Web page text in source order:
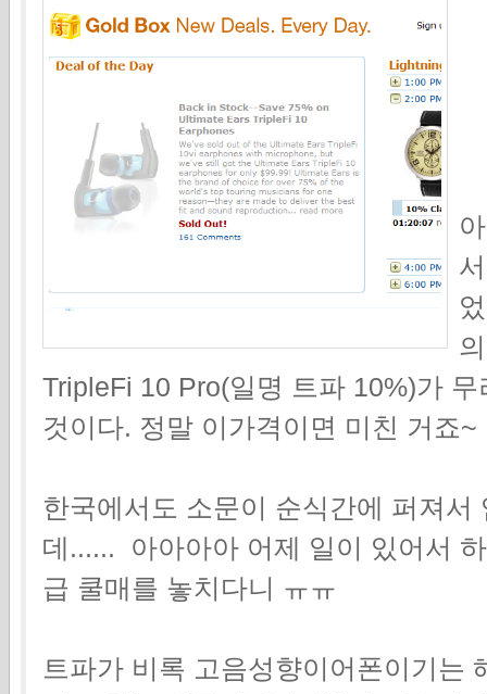
의
TripleFi 10 Pro(일명 트파 10%)가
것이다. 정말 이가격이면 미친 거죠~
한국에서도 소문이 순식간에 퍼져
데...... 아아아아 어제 일이 있어서
급 쿨매를 놓치다니 ㅠㅠ
트파가 비록 고음성향이어폰이기는